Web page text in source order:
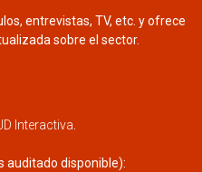
entrevistas, TV, etc. y ofrece
sobre el sector.
Interactiva
auditado disponible):